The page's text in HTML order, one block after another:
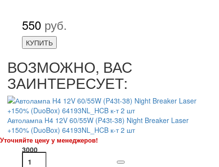
550 руб.
КУПИТЬ
ВОЗМОЖНО, ВАС
ЗАИНТЕРЕСУЕТ:
Автолампа H4 12V 60/55W (P43t-38) Night Breaker Laser
+150% (DuoBox) 64193NL_HCB к-т 2 шт
Уточняйте цену у менеджеров!
3000